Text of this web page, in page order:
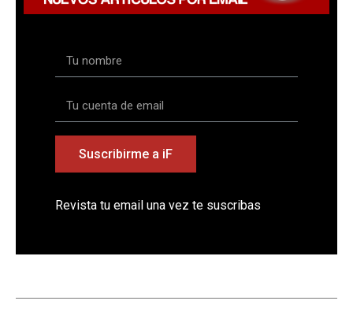
Suscribirme a iF
Revista tu email una vez te suscribas